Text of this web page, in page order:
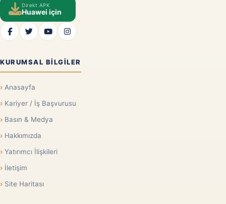
Direkt APK
Huawei için
KURUMSAL BILGILER
Anasayfa
Kariyer / İş Başvurusu
Basın & Medya
Hakkımızda
Yatırımcı İlişkileri
İletişim
Site Haritası